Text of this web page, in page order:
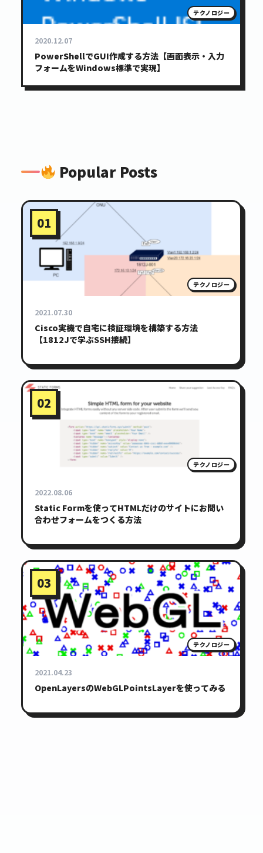
テクノロジー
2020.12.07
PowerShellでGUI作成する方法【画面表示・入力
フォームをWindows標準で実現】
Popular Posts
01
テクノロジー
2021.07.30
Cisco実機で自宅に検証環境を構築する方法
【1812Jで学ぶSSH接続】
02
テクノロジー
2022.08.06
Static Formを使ってHTMLだけのサイトにお問い
合わせフォームをつくる方法
03
テクノロジー
2021.04.23
OpenLayersのWebGLPointsLayerを使ってみる